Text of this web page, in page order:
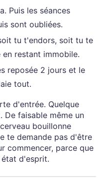
Puis les séances
sont oubliées.
tu t'endors, soit tu te
en restant immobile.
reposée 2 jours et le
tout.
d'entrée. Quelque
De faisable même un
bouillonne
te demande pas d'être
commencer, parce que
d'esprit.